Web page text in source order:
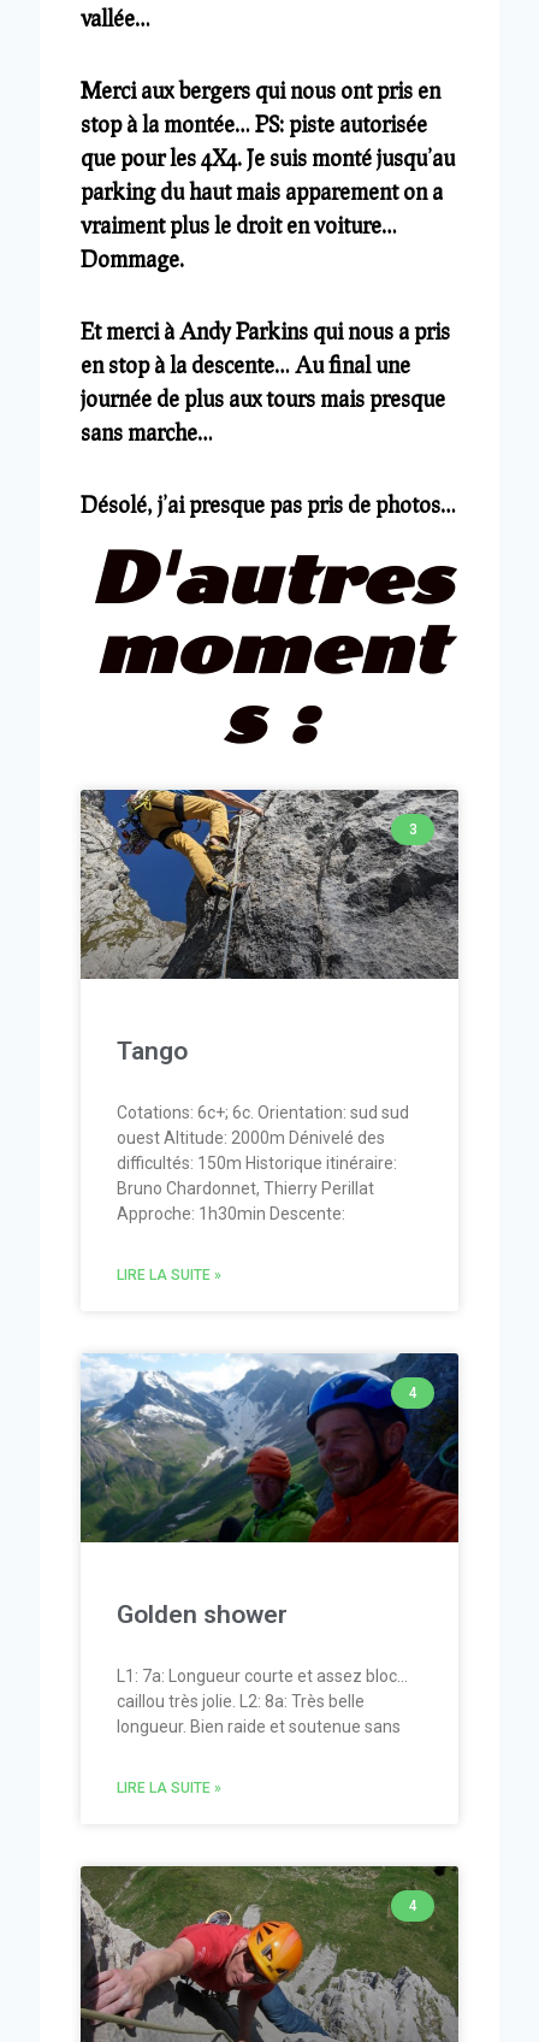
vallée…
Merci aux bergers qui nous ont pris en
stop à la montée… PS: piste autorisée
que pour les 4X4. Je suis monté jusqu’au
parking du haut mais apparement on a
vraiment plus le droit en voiture…
Dommage.
Et merci à Andy Parkins qui nous a pris
en stop à la descente… Au final une
journée de plus aux tours mais presque
sans marche…
Désolé, j’ai presque pas pris de photos…
D'autres
moment
s :
3
Tango
Cotations: 6c+; 6c. Orientation: sud sud
ouest Altitude: 2000m Dénivelé des
difficultés: 150m Historique itinéraire:
Bruno Chardonnet, Thierry Perillat
Approche: 1h30min Descente:
LIRE LA SUITE »
4
Golden shower
L1: 7a: Longueur courte et assez bloc…
caillou très jolie. L2: 8a: Très belle
longueur. Bien raide et soutenue sans
LIRE LA SUITE »
4